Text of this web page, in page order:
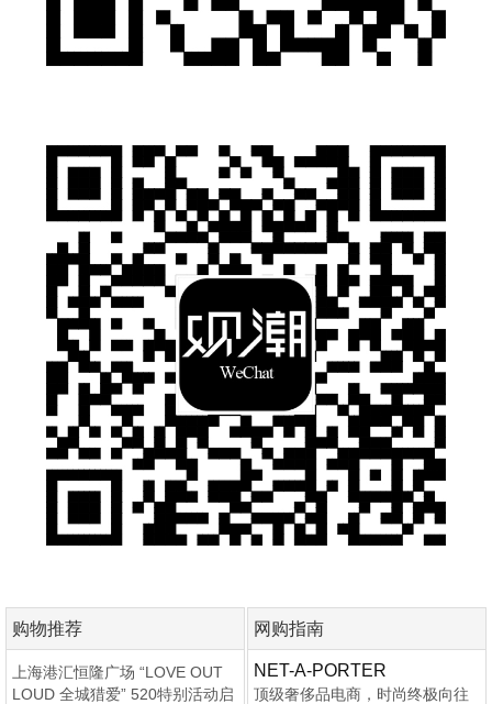
购物推荐
上海港汇恒隆广场 “LOVE OUT
LOUD 全城猎爱” 520特别活动启
网购指南
NET-A-PORTER
顶级奢侈品电商，时尚终极向往